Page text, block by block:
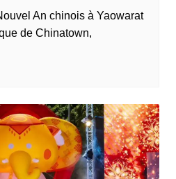
An chinois à Yaowarat
de Chinatown,